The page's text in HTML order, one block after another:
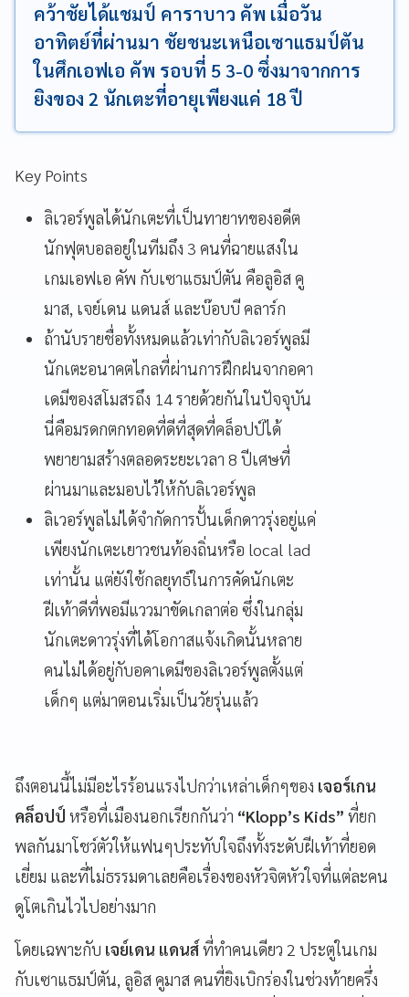
คว้าชัยได้แชมป์ คาราบาว คัพ เมื่อวัน
อาทิตย์ที่ผ่านมา ชัยชนะเหนือเซาแธมป์ตัน
ในศึกเอฟเอ คัพ รอบที่ 5 3-0 ซึ่งมาจากการ
ยิงของ 2 นักเตะที่อายุเพียงแค่ 18 ปี
Key Points
ลิเวอร์พูลได้นักเตะที่เป็นทายาทของอดีต
นักฟุตบอลอยู่ในทีมถึง 3 คนที่ฉายแสงใน
เกมเอฟเอ คัพ กับเซาแธมป์ตัน คือลูอิส คู
มาส, เจย์เดน แดนส์ และบ๊อบบี คลาร์ก
ถ้านับรายชื่อทั้งหมดแล้วเท่ากับลิเวอร์พูลมี
นักเตะอนาคตไกลที่ผ่านการฝึกฝนจากอคา
เดมีของสโมสรถึง 14 รายด้วยกันในปัจจุบัน
นี่คือมรดกตกทอดที่ดีที่สุดที่คล็อปป์ได้
พยายามสร้างตลอดระยะเวลา 8 ปีเศษที่
ผ่านมาและมอบไว้ให้กับลิเวอร์พูล
ลิเวอร์พูลไม่ได้จำกัดการปั้นเด็กดาวรุ่งอยู่แค่
เพียงนักเตะเยาวชนท้องถิ่นหรือ local lad
เท่านั้น แต่ยังใช้กลยุทธ์ในการคัดนักเตะ
ฝีเท้าดีที่พอมีแววมาขัดเกลาต่อ ซึ่งในกลุ่ม
นักเตะดาวรุ่งที่ได้โอกาสแจ้งเกิดนั้นหลาย
คนไม่ได้อยู่กับอคาเดมีของลิเวอร์พูลตั้งแต่
เด็กๆ แต่มาตอนเริ่มเป็นวัยรุ่นแล้ว
ถึงตอนนี้ไม่มีอะไรร้อนแรงไปกว่าเหล่าเด็กๆของ เจอร์เกน
คล็อปป์ หรือที่เมืองนอกเรียกกันว่า “Klopp’s Kids” ที่ยก
พลกันมาโชว์ตัวให้แฟนๆประทับใจถึงทั้งระดับฝีเท้าที่ยอด
เยี่ยม และที่ไม่ธรรมดาเลยคือเรื่องของหัวจิตหัวใจที่แต่ละคน
ดูโตเกินไวไปอย่างมาก
โดยเฉพาะกับ เจย์เดน แดนส์ที่ทำคนเดียว 2 ประตูในเกม
กับเซาแธมป์ตัน, ลูอิส คูมาส คนที่ยิงเบิกร่องในช่วงท้ายครึ่ง